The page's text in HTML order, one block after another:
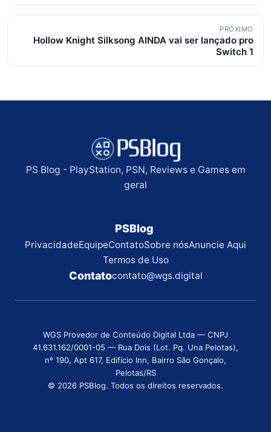
posts
PRÓXIMO
Hollow Knight Silksong AINDA vai ser lançado pro
Switch 1
PS Blog - PlayStation, PSN, Reviews e Games em
geral
PSBlog
PrivacidadeEquipeContatoSobre nósAnuncie Aqui
Termos de Uso
Contatocontato@wgs.digital
WGS Provedor de Conteúdo Digital Ltda — CNPJ
41.631.162/0001-05 — Rua Dois (Lot. Pq. Una Pelotas),
nº 190, Apt 617, Edifício Inn, Bairro São Gonçalo,
Pelotas/RS
© 2026 PSBlog. Todos os direitos reservados.